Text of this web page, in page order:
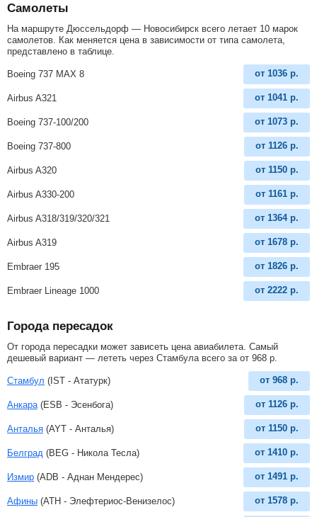
Самолеты
На маршруте Дюссельдорф — Новосибирск всего летает 10 марок
самолетов. Как меняется цена в зависимости от типа самолета,
представлено в таблице.
Boeing 737 MAX 8 от 1036 р.
Airbus A321 от 1041 р.
Boeing 737-100/200 от 1073 р.
Boeing 737-800 от 1126 р.
Airbus A320 от 1150 р.
Airbus A330-200 от 1161 р.
Airbus A318/319/320/321 от 1364 р.
Airbus A319 от 1678 р.
Embraer 195 от 1826 р.
Embraer Lineage 1000 от 2222 р.
Города пересадок
От города пересадки может зависеть цена авиабилета. Самый
дешевый вариант — лететь через Стамбула всего за от 968 р
Стамбул (IST - Ататурк) от 968 р.
Анкара (ESB - Эсенбога) от 1126 р.
Анталья (AYT - Анталья) от 1150 р.
Белград (BEG - Никола Тесла) от 1410 р.
Измир (ADB - Аднан Мендерес) от 1491 р.
Афины (ATH - Элефтериос-Венизелос) от 1578 р.